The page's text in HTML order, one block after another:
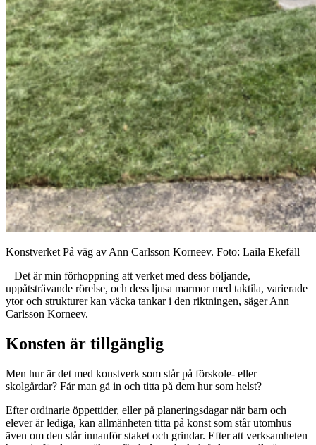
Konstverket På väg av Ann Carlsson Korneev. Foto: Laila Ekefäll
– Det är min förhoppning att verket med dess böljande,
uppåtsträvande rörelse, och dess ljusa marmor med taktila, varierade
ytor och strukturer kan väcka tankar i den riktningen, säger Ann
Carlsson Korneev.
Konsten är tillgänglig
Men hur är det med konstverk som står på förskole- eller
skolgårdar? Får man gå in och titta på dem hur som helst?
Efter ordinarie öppettider, eller på planeringsdagar när barn och
elever är lediga, kan allmänheten titta på konst som står utomhus
även om den står innanför staket och grindar. Efter att verksamheten